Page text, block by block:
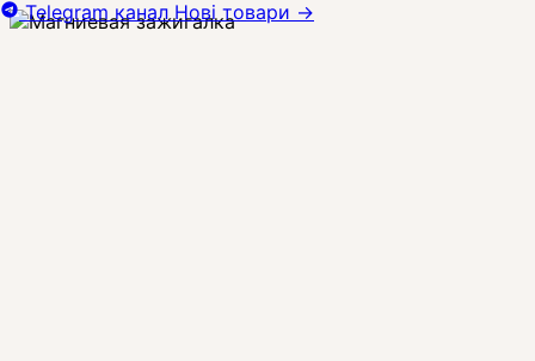
Telegram канал Нові товари →